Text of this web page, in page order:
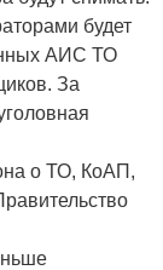
будет
АИС ТО
За
о ТО, КоАП,